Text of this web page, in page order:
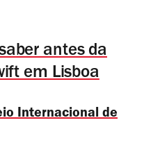
antes da
em Lisboa
Internacional de